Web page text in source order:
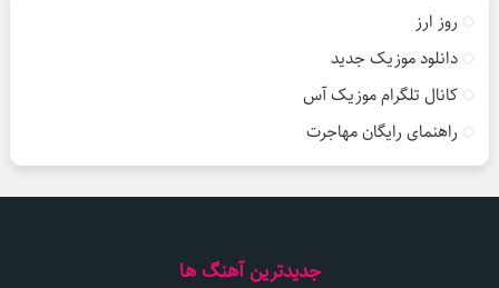
روز ارز
دانلود موزیک جدید
کانال تلگرام موزیک آس
راهنمای رایگان مهاجرت
جدیدترین آهنگ ها